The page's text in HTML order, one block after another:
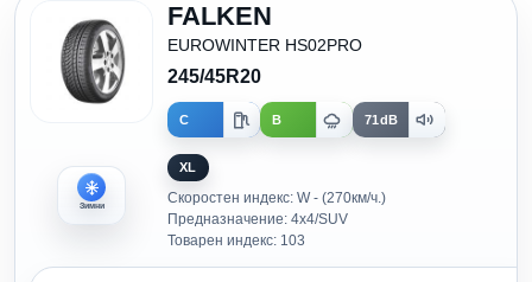
Зимни
FALKEN
EUROWINTER HS02PRO
245/45R20
C B 71dB
XL
Скоростен индекс: W - (270км/ч.)
Предназначение: 4x4/SUV
Товарен индекс: 103